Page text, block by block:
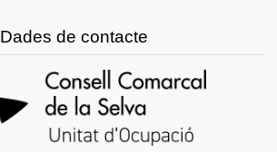
Dades de contacte